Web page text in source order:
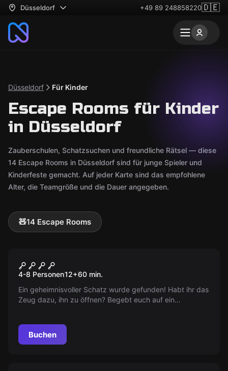
Düsseldorf +49 89 248858220🇩🇪
Düsseldorf Für Kinder
Escape Rooms für Kinder
in Düsseldorf
Zauberschulen, Schatzsuchen und freundliche Rätsel — diese
14 Escape Rooms in Düsseldorf sind für junge Spieler und
Kinderfeste gemacht. Auf jeder Karte sind das empfohlene
Alter, die Teamgröße und die Dauer angegeben.
🧸14 Escape Rooms
Anne Bonnys Schatz
4-8 Personen12+60 min.
Ein geheimnisvoller Schatz wurde gefunden! Habt ihr das
Zeug dazu, ihn zu öffnen? Begebt euch auf ein
Buchen